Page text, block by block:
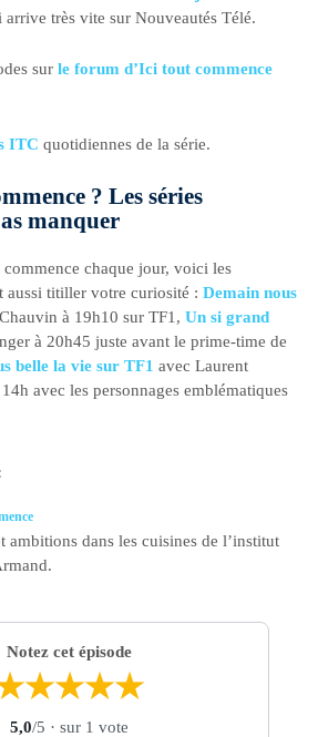
arrive très vite sur Nouveautés Télé.
surle forum d’Ici tout commence
ITC quotidiennes de la série.
? Les séries
manquer
chaque jour, voici les
aussi titiller votre curiosité :Demain nous
à 19h10 sur TF1,Un si grand
à 20h45 juste avant le prime-time de
belle la vie sur TF1 avec Laurent
avec les personnages emblématiques
ambitions dans les cuisines de l’institut
Notez cet épisode
★★★★
5,0/5 · sur 1 vote